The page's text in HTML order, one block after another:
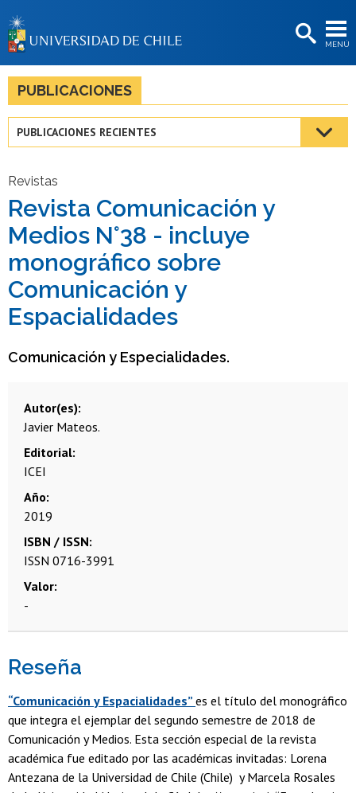
MENÚ
BIBLIOTECAS
LA UNIVERSIDAD
Estudiantes
Funcionarias/os
Egresadas/os
PUBLICACIONES
PUBLICACIONES RECIENTES
Revistas
Revista Comunicación y
Medios N°38 - incluye
monográfico sobre
Comunicación y
Espacialidades
Comunicación y Especialidades.
Autor(es)
Javier Mateos.
Editorial
ICEI
Año
2019
ISBN / ISSN
ISSN 0716-3991
Valor
-
Reseña
“Comunicación y Espacialidades” es el título del monográfico
que integra el ejemplar del segundo semestre de 2018 de
Comunicación y Medios. Esta sección especial de la revista
académica fue editado por las académicas invitadas: Lorena
Antezana de la Universidad de Chile (Chile) y Marcela Rosales